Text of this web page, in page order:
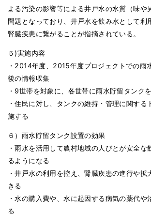
よる汚染の影響等による井戸水の水質（味や
問題となっており、井戸水を飲み水として利
腎臓疾患に繋がることが指摘されている。
５)実施内容
・2014年度、2015年度プロジェクトでの雨
後の情報収集
・9世帯を対象に、各世帯に雨水貯留タンク
・住民に対し、タンクの維持・管理に関する
施する
６）雨水貯留タンク設置の効果
・雨水を活用して農村地域の人びとが安全な
るようになる
・井戸水の利用を控え、腎臓疾患の進行や拡
きる
・水の購入費や、水に起因する病気の薬代や
る